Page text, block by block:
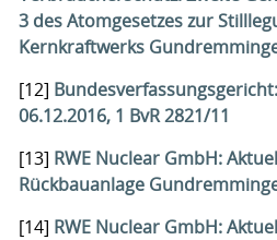
3 des Atomgesetzes zur
Kernkraftwerks
[12]
06.12.2016, 1 BvR 2821/11
[13] RWE Nuclear GmbH:
Rückbauanlage
[14] RWE Nuclear GmbH: